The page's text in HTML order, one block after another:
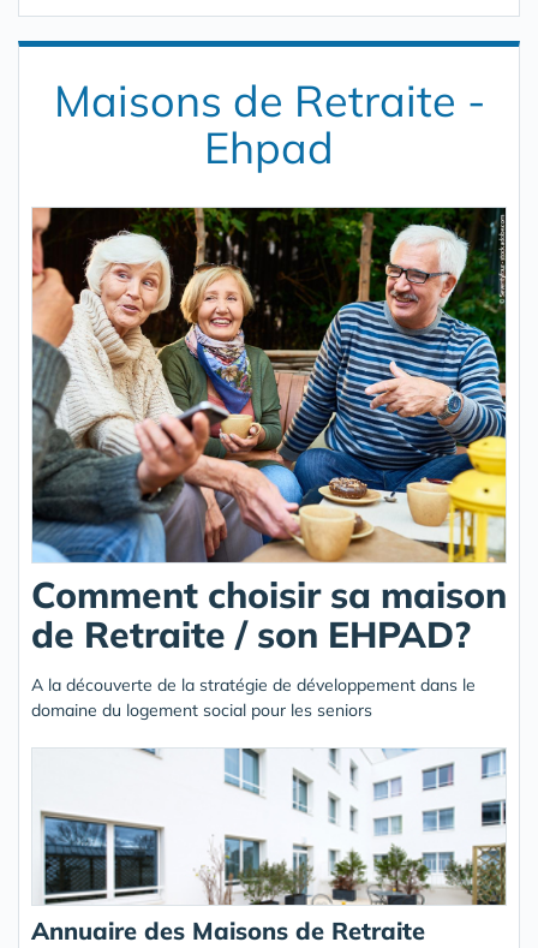
Maisons de Retraite -
Ehpad
Comment choisir sa maison
de Retraite / son EHPAD?
A la découverte de la stratégie de développement dans le
domaine du logement social pour les seniors
Annuaire des Maisons de Retraite